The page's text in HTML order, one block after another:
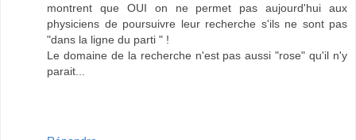
montrent que OUI on ne permet pas aujourd'hui aux
physiciens de poursuivre leur recherche s'ils ne sont pas
"dans la ligne du parti " !
Le domaine de la recherche n'est pas aussi "rose" qu'il n'y
parait...